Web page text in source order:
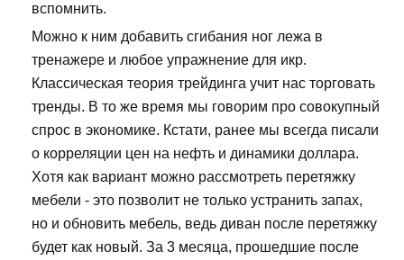
вспомнить.
Можно к ним добавить сгибания ног лежа в
тренажере и любое упражнение для икр.
Классическая теория трейдинга учит нас торговать
тренды. В то же время мы говорим про совокупный
спрос в экономике. Кстати, ранее мы всегда писали
о корреляции цен на нефть и динамики доллара.
Хотя как вариант можно рассмотреть перетяжку
мебели - это позволит не только устранить запах,
но и обновить мебель, ведь диван после перетяжку
будет как новый. За 3 месяца, прошедшие после